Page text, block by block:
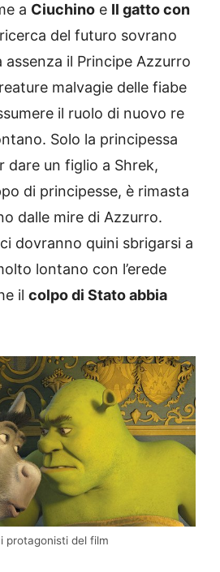
a Ciuchino e Il gatto con
del futuro sovrano
assenza il Principe Azzurro
malvagie delle fiabe
il ruolo di nuovo re
Solo la principessa
dare un figlio a Shrek,
di principesse, è rimasta
dalle mire di Azzurro.
dovranno quini sbrigarsi a
lontano con l’erede
il colpo di Stato abbia
protagonisti del film